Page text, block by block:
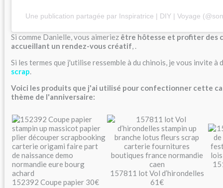
Une publication partagée par Inspiratrice | DIY | Voyage
Si comme Danielle, vous aimeriez être hôtesse et profiter des
accueillant un rendez-vous créatif, .
Si les termes que j'utilise ressemble à du chinois, je vous invite à
scrap.
Voici les produits que j'ai utilisé pour confectionner cette
thème de l'anniversaire:
152392 Coupe papier 30€
157811 lot Vol d’hirondelles
61€